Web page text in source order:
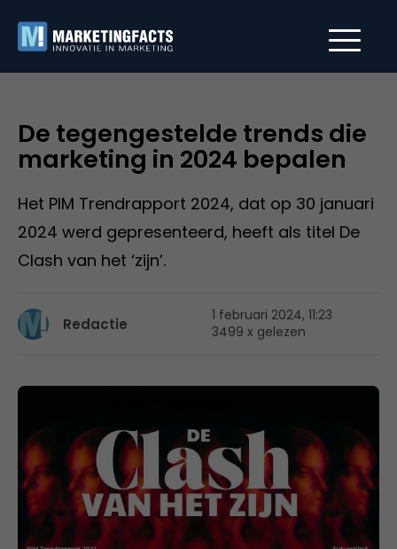
De tegengestelde trends die
marketing in 2024 bepalen
Het PIM Trendrapport 2024, dat op 30 januari
2024 werd gepresenteerd, heeft als titel De
Clash van het ‘zijn’.
Redactie
1 februari 2024, 11:23
3499 x gelezen